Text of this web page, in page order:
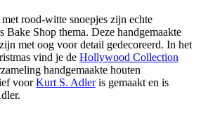
met rood-witte snoepjes zijn echte
Bake Shop thema. Deze handgemaakte
zijn met oog voor detail gedecoreerd. In het
vind je de Hollywood Collection
handgemaakte houten
voorKurt S. Adleris gemaakt en is